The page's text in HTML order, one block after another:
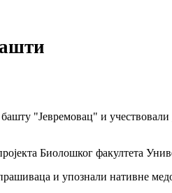
"Јевремовац" и
Биолошког факултета
и упознали нативне